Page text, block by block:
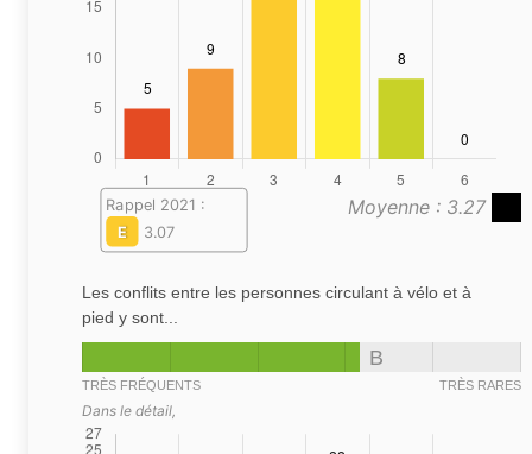
Moyenne : 3.27
Rappel 2021 :
E
3.07
Les conflits entre les personnes circulant à vélo et à
pied y sont...
B
TRÈS FRÉQUENTS TRÈS RARES
Dans le détail,